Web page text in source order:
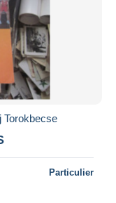
Torokbecse
Particulier